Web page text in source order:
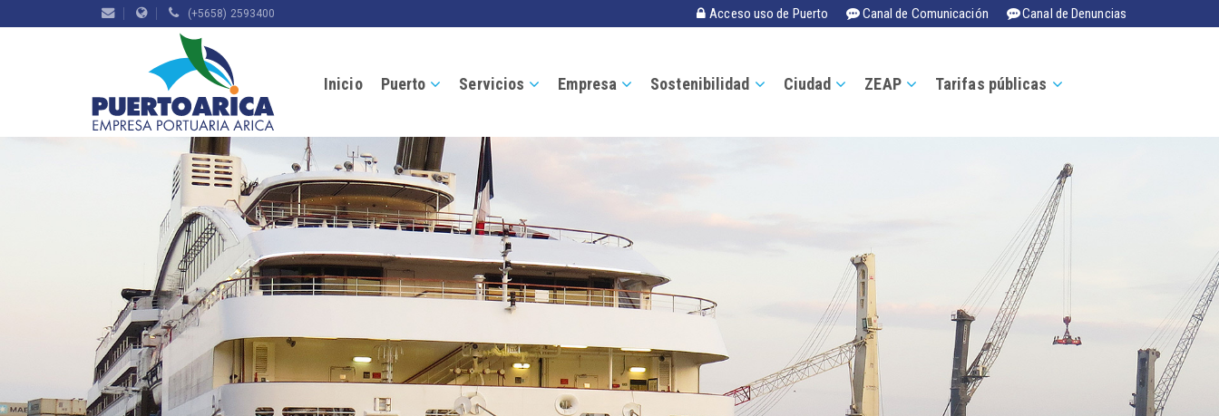
(+5658) 2593400 Acceso uso de Puerto Canal de Comunicación Canal de Denuncias
Inicio Puerto Servicios Empresa Sostenibilidad Ciudad ZEAP Tarifas públicas